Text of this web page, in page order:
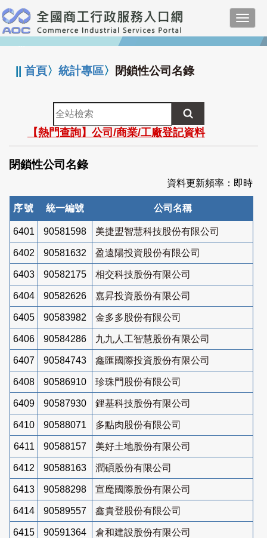
跳
到
主
要
:::
||首頁〉統計專區〉 閉鎖性公司名錄
全
站
檢
索
【熱門查詢】公司/商業/工廠登記資料
閉鎖性公司名錄
資料更新頻率：即時
序號 統一編號 公司名稱
6401 90581598 美捷盟智慧科技股份有限公司
6402 90581632 盈遠陽投資股份有限公司
6403 90582175 相交科技股份有限公司
6404 90582626 嘉昇投資股份有限公司
6405 90583982 金多多股份有限公司
6406 90584286 九九人工智慧股份有限公司
6407 90584743 鑫匯國際投資股份有限公司
6408 90586910 珍珠門股份有限公司
6409 90587930 鋰基科技股份有限公司
6410 90588071 多點肉股份有限公司
6411 90588157 美好土地股份有限公司
6412 90588163 潤碩股份有限公司
6413 90588298 宣麾國際股份有限公司
6414 90589557 鑫貴登股份有限公司
6415 90591364 倉和建設股份有限公司